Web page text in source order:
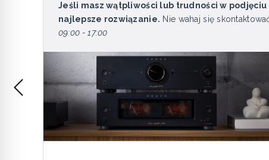
Jeśli masz wątpliwości lub trudności w
najlepsze rozwiązanie. Nie wahaj się
09:00 - 17:00